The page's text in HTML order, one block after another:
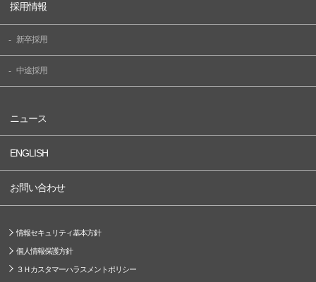
採用情報
新卒採用
中途採用
ニュース
ENGLISH
お問い合わせ
情報セキュリティ基本方針
個人情報保護方針
３Ｈカスタマーハラスメントポリシー